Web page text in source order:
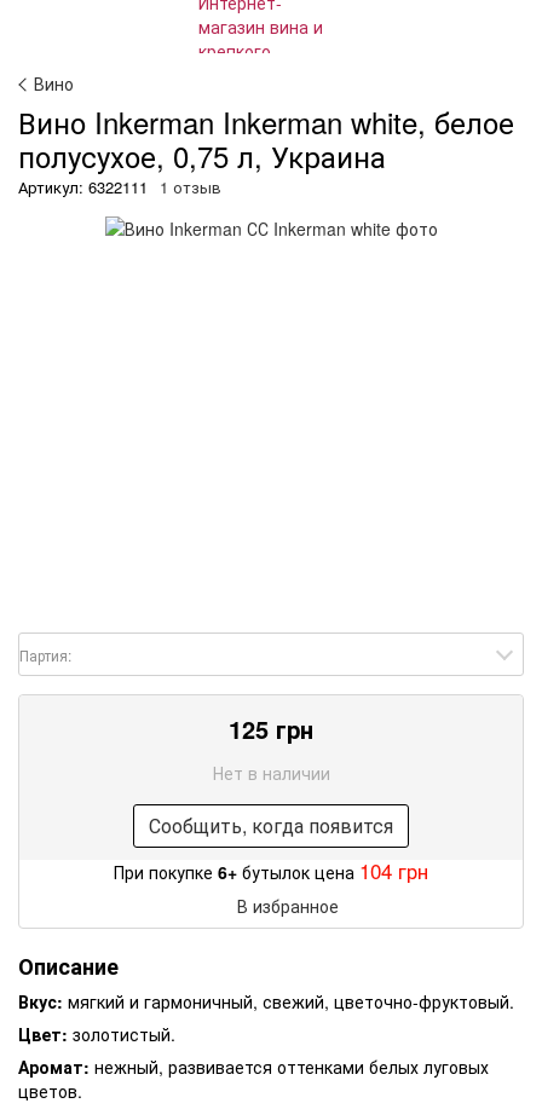
Вино
Вино Inkerman Inkerman white, белое
полусухое, 0,75 л, Украина
Артикул: 6322111 1 отзыв
Партия:
125 грн
Нет в наличии
Сообщить, когда появится
При покупке 6+ бутылок цена 104 грн
В избранное
Описание
Вкус: мягкий и гармоничный, свежий, цветочно-фруктовый.
Цвет: золотистый.
Аромат: нежный, развивается оттенками белых луговых
цветов.